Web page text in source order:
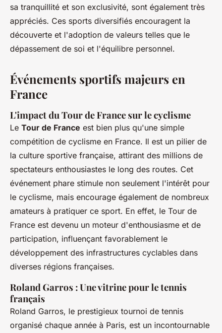
sa tranquillité et son exclusivité, sont également très
appréciés. Ces sports diversifiés encouragent la
découverte et l'adoption de valeurs telles que le
dépassement de soi et l'équilibre personnel.
Événements sportifs majeurs en
France
L'impact du Tour de France sur le cyclisme
Le Tour de France est bien plus qu'une simple
compétition de cyclisme en France. Il est un pilier de
la culture sportive française, attirant des millions de
spectateurs enthousiastes le long des routes. Cet
événement phare stimule non seulement l'intérêt pour
le cyclisme, mais encourage également de nombreux
amateurs à pratiquer ce sport. En effet, le Tour de
France est devenu un moteur d'enthousiasme et de
participation, influençant favorablement le
développement des infrastructures cyclables dans
diverses régions françaises.
Roland Garros : Une vitrine pour le tennis
français
Roland Garros, le prestigieux tournoi de tennis
organisé chaque année à Paris, est un incontournable